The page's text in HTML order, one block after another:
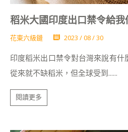
稻米大國印度出口禁令給我
花東六級鏈 2023 / 08 / 30
印度稻米出口禁令對台灣來說有
從來就不缺稻米，但全球受到......
閱讀更多